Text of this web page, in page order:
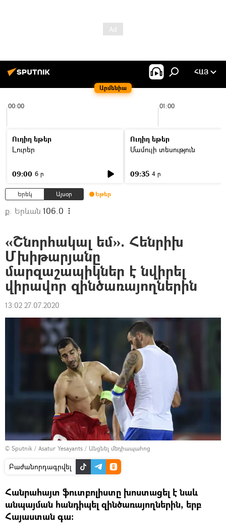
Արմենիա
ՀԱՅ
00:00 01:00
Ուղիղ եթեր
Լուրեր
09:00 6 ր
Ուղիղ եթեր
Մամուլի տեսություն
09:35 4 ր
Երեկ Այսօր Եթեր
ք. Երևան 106.0
«Շնորհակալ եմ». Հենրիխ
Մխիթարյանը
մարզաշապիկներ է նվիրել
վիրավոր զինծառայողներին
13:02 27.07.2020
© Sputnik / Asatur Yesayants / Անցնել մեդիապահոց
Բաժանորդագրվել
Հանրահայտ ֆուտբոլիստը խոստացել է նաև
անպայման հանդիպել զինծառայողներին, երբ
Հայաստան գա։